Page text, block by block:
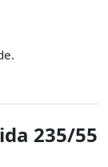
235/55